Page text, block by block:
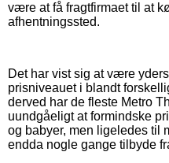
være at få fragtfirmaet til at
afhentningssted.
Det har vist sig at være
prisniveauet i blandt
derved har de fleste Metro
uundgåeligt at formindske
og babyer, men ligeledes til
endda nogle gange tilbyde